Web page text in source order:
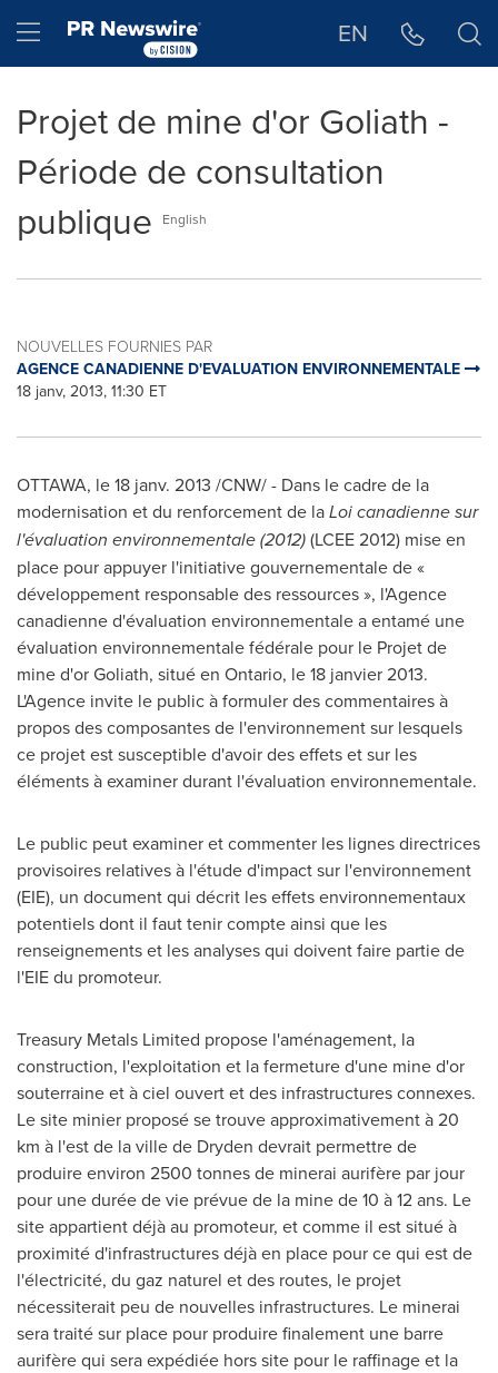
Hamburger menu EN
Projet de mine d'or Goliath -
Période de consultation
publique
English
NOUVELLES FOURNIES PAR
AGENCE CANADIENNE D'EVALUATION ENVIRONNEMENTALE
18 janv, 2013, 11:30 ET
OTTAWA, le 18 janv. 2013 /CNW/ - Dans le cadre de la
modernisation et du renforcement de laLoi canadienne sur
l'évaluation environnementale (2012)(LCEE 2012) mise en
place pour appuyer l'initiative gouvernementale de «
développement responsable des ressources », l'Agence
canadienne d'évaluation environnementale a entamé une
évaluation environnementale fédérale pour le Projet de
mine d'or Goliath, situé en Ontario, le 18 janvier 2013.
L'Agence invite le public à formuler des commentaires à
propos des composantes de l'environnement sur lesquels
ce projet est susceptible d'avoir des effets et sur les
éléments à examiner durant l'évaluation environnementale.
Le public peut examiner et commenter les lignes directrices
provisoires relatives à l'étude d'impact sur l'environnement
(EIE), un document qui décrit les effets environnementaux
potentiels dont il faut tenir compte ainsi que les
renseignements et les analyses qui doivent faire partie de
l'EIE du promoteur.
Treasury Metals Limited propose l'aménagement, la
construction, l'exploitation et la fermeture d'une mine d'or
souterraine et à ciel ouvert et des infrastructures connexes.
Le site minier proposé se trouve approximativement à 20
km à l'est de la ville de Dryden devrait permettre de
produire environ 2500 tonnes de minerai aurifère par jour
pour une durée de vie prévue de la mine de 10 à 12 ans. Le
site appartient déjà au promoteur, et comme il est situé à
proximité d'infrastructures déjà en place pour ce qui est de
l'électricité, du gaz naturel et des routes, le projet
nécessiterait peu de nouvelles infrastructures. Le minerai
sera traité sur place pour produire finalement une barre
aurifère qui sera expédiée hors site pour le raffinage et la